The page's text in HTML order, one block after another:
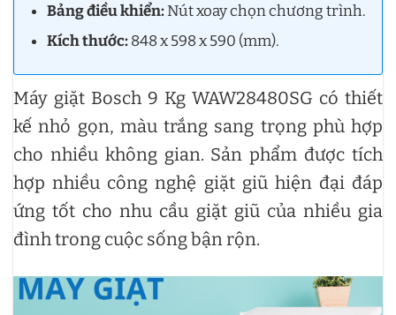
Bảng điều khiển:Nút xoay chọn chương trình.
Kích thước:848 x 598 x 590 (mm).
Máy giặt Bosch 9 Kg WAW28480SG có thiết
kế nhỏ gọn, màu trắng sang trọng phù hợp
cho nhiều không gian. Sản phẩm được tích
hợp nhiều công nghệ giặt giũ hiện đại đáp
ứng tốt cho nhu cầu giặt giũ của nhiều gia
đình trong cuộc sống bận rộn.